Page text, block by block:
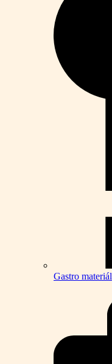
Gastro materiál